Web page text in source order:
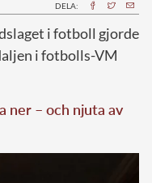
DELA:
i fotboll gjorde
i fotbolls-VM
ner – och njuta av